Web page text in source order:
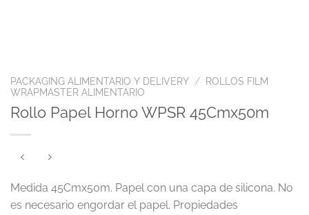
PACKAGING ALIMENTARIO Y DELIVERY /
ROLLOS FILM
WRAPMASTER ALIMENTARIO
Rollo Papel Horno WPSR 45Cmx50m
Medida 45Cmx50m. Papel con una capa de silicona. No
es necesario engordar el papel. Propiedades